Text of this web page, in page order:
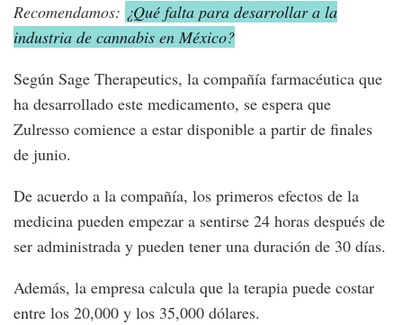
Recomendamos: ¿Qué falta para desarrollar a la
industria de cannabis en México?
Según Sage Therapeutics, la compañía farmacéutica que
ha desarrollado este medicamento, se espera que
Zulresso comience a estar disponible a partir de finales
de junio.
De acuerdo a la compañía, los primeros efectos de la
medicina pueden empezar a sentirse 24 horas después de
ser administrada y pueden tener una duración de 30 días.
Además, la empresa calcula que la terapia puede costar
entre los 20,000 y los 35,000 dólares.